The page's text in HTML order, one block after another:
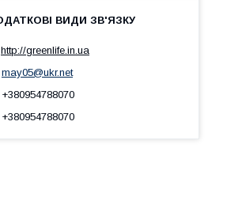
http://greenlife.in.ua
may05@ukr.net
+380954788070
+380954788070